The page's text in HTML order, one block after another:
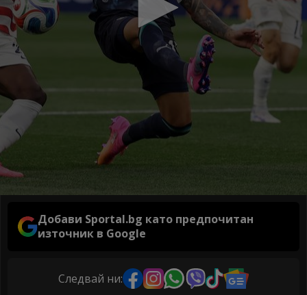
Добави Sportal.bg като предпочитан
източник в Google
Следвай ни: